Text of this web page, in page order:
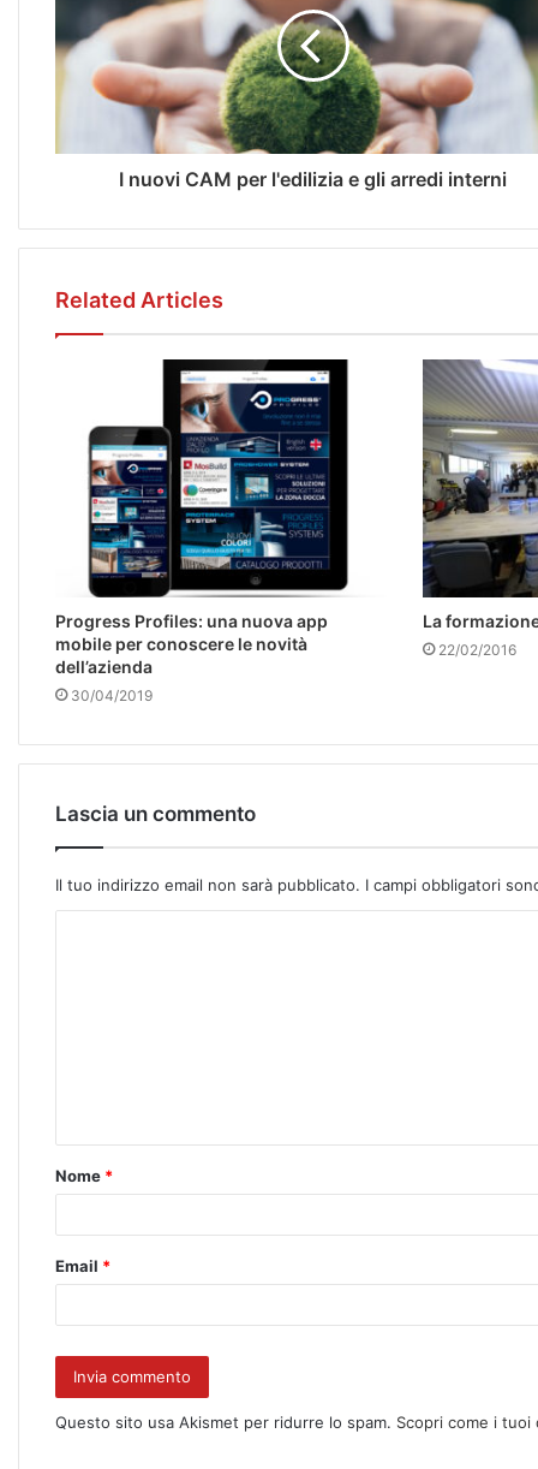
I nuovi CAM per l'edilizia e gli arredi interni
Related Articles
Progress Profiles: una nuova app
mobile per conoscere le novità
dell’azienda
30/04/2019
La
22/02/2016
Lascia un commento
Il tuo indirizzo email non sarà pubblicato. I campi obbligatori
Nome *
Email *
Questo sito usa Akismet per ridurre lo spam. Scopri come i